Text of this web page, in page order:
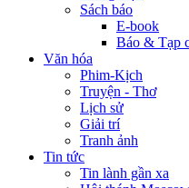
Sách báo
E-book
Báo & Tạp
Văn hóa
Phim-Kịch
Truyện - Thơ
Lịch sử
Giải trí
Tranh ảnh
Tin tức
Tin lành gần xa